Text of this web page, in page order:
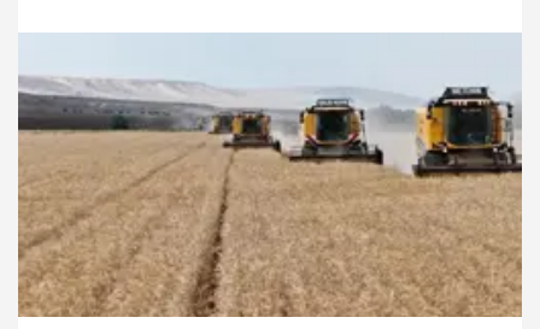
kaynağı olarak bilinen termal suyun tespiti için Maden
bulundu.
6.08.2026 Gaziantep